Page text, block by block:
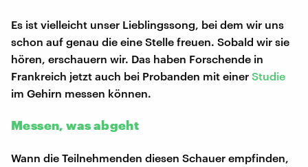
Es ist vielleicht unser Lieblingssong, bei dem wir uns
schon auf genau die eine Stelle freuen. Sobald wir sie
hören, erschauern wir. Das haben Forschende in
Frankreich jetzt auch bei Probanden mit einer Studie
im Gehirn messen können.
Messen, was abgeht
Wann die Teilnehmenden diesen Schauer empfinden,